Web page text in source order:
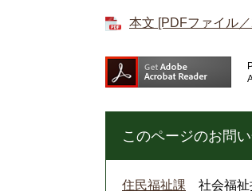
本文 [PDFファイル
このページのお問
住民福祉課 社会福祉